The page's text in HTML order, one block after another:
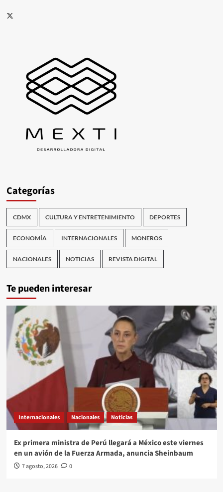
X
Categorías
CDMX CULTURA Y ENTRETENIMIENTO DEPORTES
ECONOMÍA INTERNACIONALES MONEROS
NACIONALES NOTICIAS REVISTA DIGITAL
Te pueden interesar
Internacionales Nacionales Noticias
Ex primera ministra de Perú llegará a México este viernes
en un avión de la Fuerza Armada, anuncia Sheinbaum
7 agosto, 2026 0